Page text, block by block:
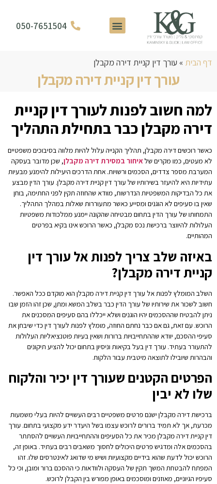
050-7651504
דף הבית » עורך דין קניית דירה מקבלן
עורך דין קניית דירה מקבלן
למה חשוב לפנות לעורך דין קניית
דירה מקבלן כבר בתחילת התהליך
כאשר רוכשים דירה מקבלן, תהליך הקנייה עלול להיות מלווה בסיבוכים משפטיים
לא מעטים, כמו מקרים שלאיחור במסירת דירה מקבלן, שכן מדובר בעסקה
המערבת מספר צדדים, הסכמים ורשויות. אחת הדרכים היעילות להימנע מבעיות
עתידיות היא להיעזר בשירותיו של עורך דין קניית דירה מקבלן. עורך הדין מבצע
את כל הבדיקות המשפטיות הנדרשות, מוודא שהחוזה תקין לפני החתימה, בוחן
שאין בו סעיפים לא הוגנים ומסייע כאשר מתעוררות שאלות במהלך התהליך.
התמחותו של עורך הדין בתחום מבטיחה שהקונה יימנע ממלכודות משפטיות
העלולות להיווצר ברכישת נכס מקבלן, כאשר הרוכש אינו בקיא בפרטים
המהותיים.
באיזה שלב צריך לפנות אל עורך דין
קניית דירה מקבלן?
השלב המומלץ לפנות אל עורך דין קניית דירה מקבלן הוא מוקדם ככל האפשר.
חשוב לשכור את שירותיו של עורך הדין כבר בשלב המשא ומתן, שכן זהו הזמן שבו
ניתן להבטיח שההסכמים יהיו הוגנים ושלא ייכללו בהם סעיפים המסכנים את
הרוכש. עם זאת, גם אם כבר נחתם החוזה, מומלץ לפנות לעורך דין כדי שיבחן את
סעיפי ההסכם, יוודא שההתחייבויות ברורות ושאין בעיות פוטנציאליות העלולות
להתעורר בעתיד. עורך דין בעל בקיאות וניסיון בתחום יכול להציע תיקונים
והבהרות שיובילו לתוצאה מיטבית עבור הלקוח.
הפרטים הקטנים שעורך דין יכיר והלקוח
שלו לא יבין
ברכישת דירה מקבלן ישנם פרטים משפטיים רבים העשויים להיות בעלי משמעות
מכרעת, אך לא תמיד ברורים לרוכש עצמו בשל היעדר ידע מקצועי בתחום. עורך
דין קניית דירה מקבלן מכיר את כל הסעיפים וההתחייבויות העשויים להסתתר
בהסכמים אלה ומדגיש פרטים היכולים לחסוך משאבים רבים בעתיד. באופן זה,
הרוכש יכול לדעת שהוא בידיים מקצועיות ושיש מי שדואג לאינטרסים שלו. זהו
המפתח להבטחת המשך תקין של העסקה ולוודאות כי ההסכם ברור ומובן, וכי כל
סעיפיו הגיוניים, מאוזנים ומוסכמים באופן מפורש בין הקבלן לרוכש.